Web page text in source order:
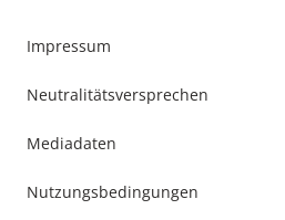
Impressum
Neutralitätsversprechen
Mediadaten
Nutzungsbedingungen